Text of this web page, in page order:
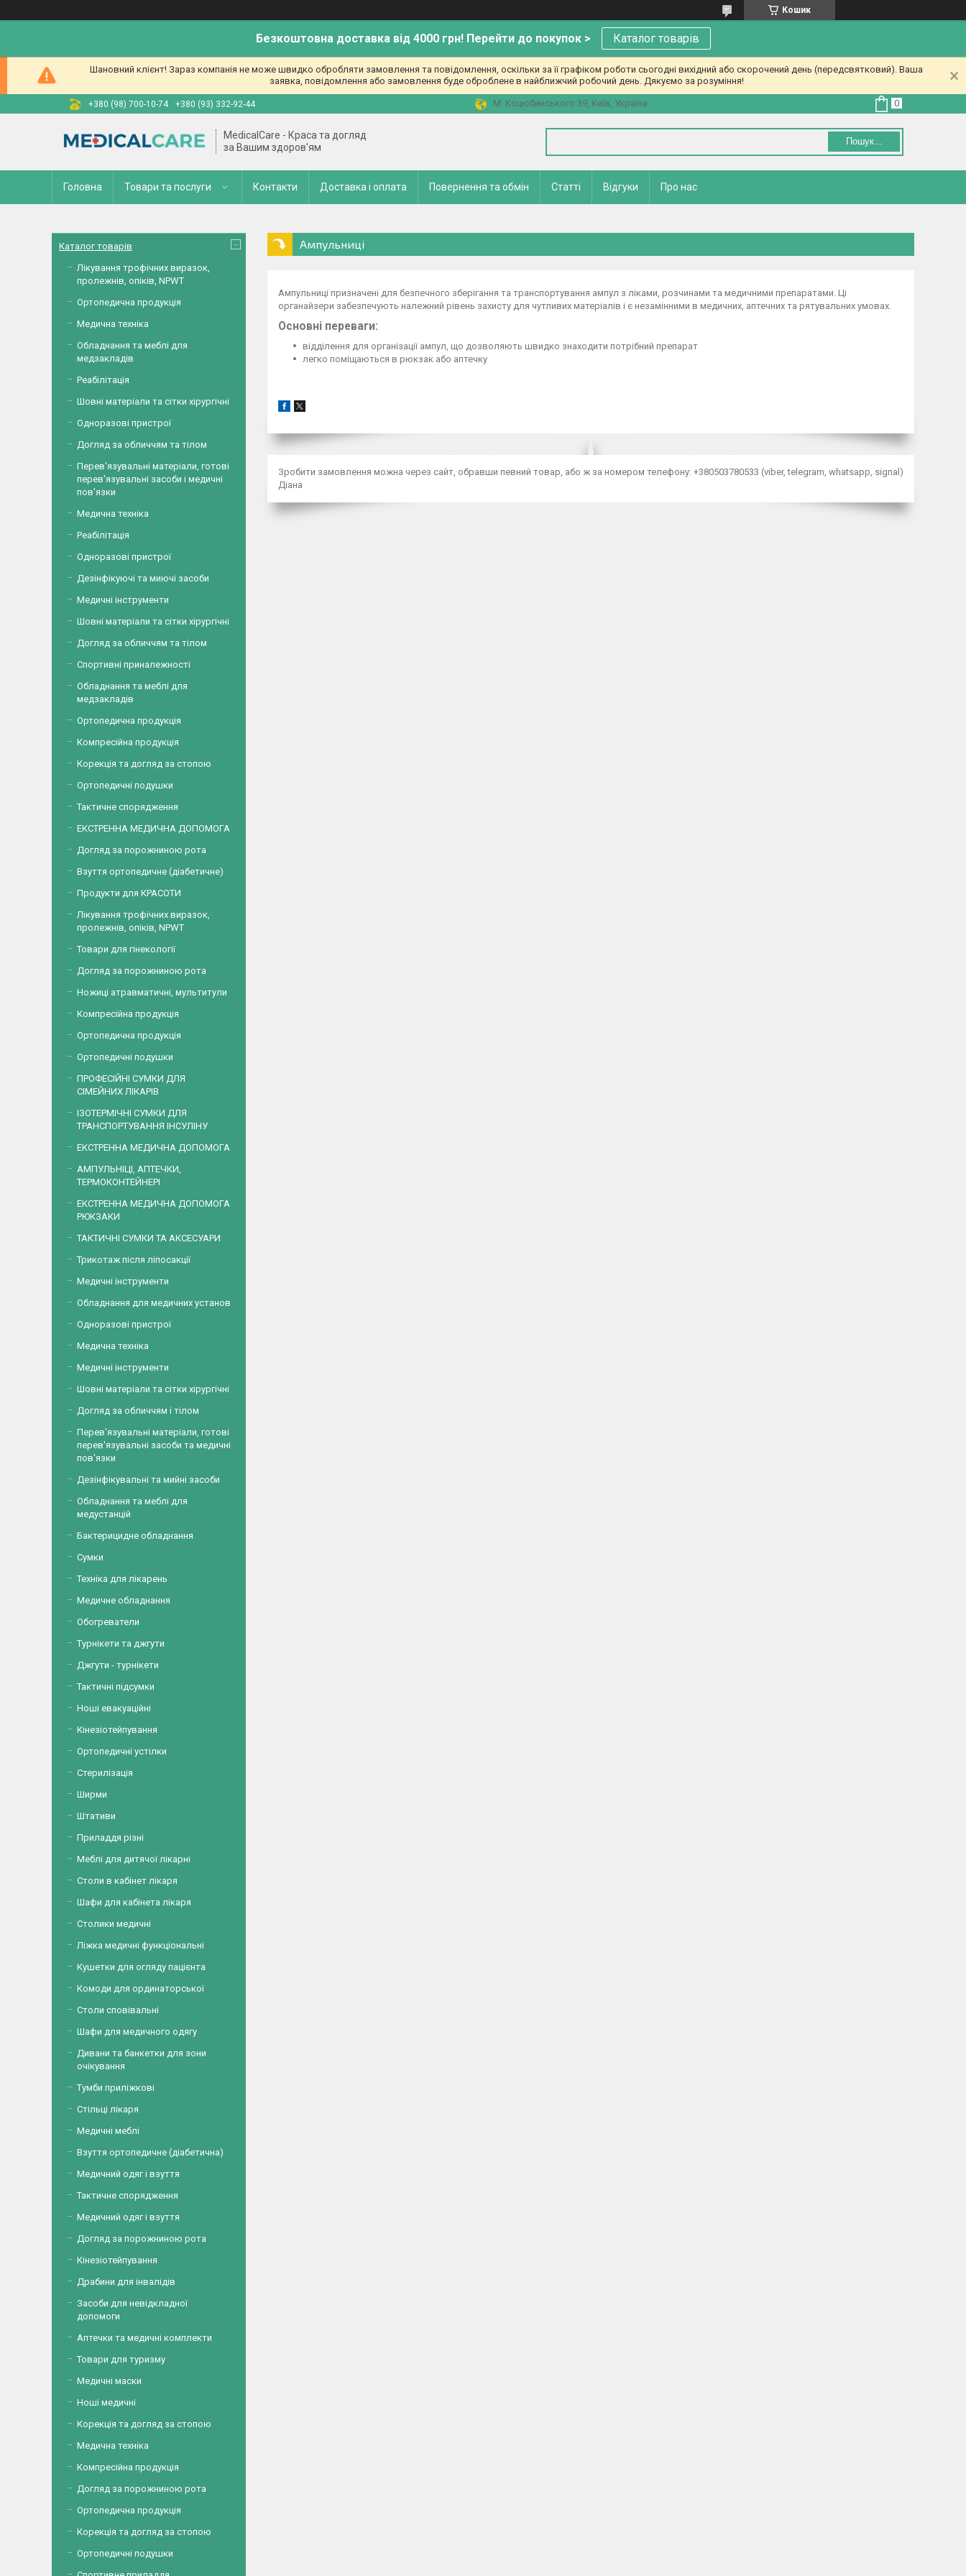
Кошик
Безкоштовна доставка від 4000 грн! Перейти до покупок > Каталог товарів
Шановний клієнт! Зараз компанія не може швидко обробляти замовлення та повідомлення, оскільки за її графіком роботи сьогодні вихідний або скорочений день (передсвятковий). Ваша
заявка, повідомлення або замовлення буде оброблене в найближчий робочий день. Дякуємо за розуміння!
+380 (98) 700-10-74 +380 (93) 332-92-44 М. Коцюбинського 39, Київ, Україна
MedicalCare - Краса та догляд
за Вашим здоров'ям
Пошук...
Головна Товари та послуги Контакти Доставка і оплата Повернення та обмін Статті Відгуки Про нас
Ампульниці
Ампульниці призначені для безпечного зберігання та транспортування ампул з ліками, розчинами та медичними препаратами. Ці
органайзери забезпечують належний рівень захисту для чутливих матеріалів і є незамінними в медичних, аптечних та рятувальних умовах.
Основні переваги:
відділення для організації ампул, що дозволяють швидко знаходити потрібний препарат
легко поміщаються в рюкзак або аптечку
Зробити замовлення можна через сайт, обравши певний товар, або ж за номером телефону: +380503780533 (viber, telegram, whatsapp, signal)
Діана
Каталог товарів
Лікування трофічних виразок,
пролежнів, опіків, NPWT
Ортопедична продукція
Медична техніка
Обладнання та меблі для
медзакладів
Реабілітація
Шовні матеріали та сітки хірургічні
Одноразові пристрої
Догляд за обличчям та тілом
Перев'язувальні матеріали, готові
перев'язувальні засоби і медичні
пов'язки
Медична техніка
Реабілітація
Одноразові пристрої
Дезінфікуючі та миючі засоби
Медичні інструменти
Шовні матеріали та сітки хірургічні
Догляд за обличчям та тілом
Спортивні приналежності
Обладнання та меблі для
медзакладів
Ортопедична продукція
Компресійна продукція
Корекція та догляд за стопою
Ортопедичні подушки
Тактичне спорядження
ЕКСТРЕННА МЕДИЧНА ДОПОМОГА
Догляд за порожниною рота
Взуття ортопедичне (діабетичне)
Продукти для КРАСОТИ
Лікування трофічних виразок,
пролежнів, опіків, NPWT
Товари для гінекології
Догляд за порожниною рота
Ножиці атравматичні, мультитули
Компресійна продукція
Ортопедична продукція
Ортопедичні подушки
ПРОФЕСІЙНІ СУМКИ ДЛЯ
СІМЕЙНИХ ЛІКАРІВ
ІЗОТЕРМІЧНІ СУМКИ ДЛЯ
ТРАНСПОРТУВАННЯ ІНСУЛІНУ
ЕКСТРЕННА МЕДИЧНА ДОПОМОГА
АМПУЛЬНІЦІ, АПТЕЧКИ,
ТЕРМОКОНТЕЙНЕРІ
ЕКСТРЕННА МЕДИЧНА ДОПОМОГА
РЮКЗАКИ
ТАКТИЧНІ СУМКИ ТА АКСЕСУАРИ
Трикотаж після ліпосакції
Медичні інструменти
Обладнання для медичних установ
Одноразові пристрої
Медична техніка
Медичні інструменти
Шовні матеріали та сітки хірургічні
Догляд за обличчям і тілом
Перев'язувальні матеріали, готові
перев'язувальні засоби та медичні
пов'язки
Дезінфікувальні та мийні засоби
Обладнання та меблі для
медустанцій
Бактерицидне обладнання
Сумки
Техніка для лікарень
Медичне обладнання
Обогреватели
Турнікети та джгути
Джгути - турнікети
Тактичні підсумки
Ноші евакуаційні
Кінезіотейпування
Ортопедичні устілки
Стерилізація
Ширми
Штативи
Приладдя різні
Меблі для дитячої лікарні
Столи в кабінет лікаря
Шафи для кабінета лікаря
Столики медичні
Ліжка медичні функціональні
Кушетки для огляду пацієнта
Комоди для ординаторської
Столи сповівальні
Шафи для медичного одягу
Дивани та банкетки для зони
очікування
Тумби приліжкові
Стільці лікаря
Медичні меблі
Взуття ортопедичне (діабетична)
Медичний одяг і взуття
Тактичне спорядження
Медичний одяг і взуття
Догляд за порожниною рота
Кінезіотейпування
Драбини для інвалідів
Засоби для невідкладної
допомоги
Аптечки та медичні комплекти
Товари для туризму
Медичні маски
Ноші медичні
Корекція та догляд за стопою
Медична техніка
Компресійна продукція
Догляд за порожниною рота
Ортопедична продукція
Корекція та догляд за стопою
Ортопедичні подушки